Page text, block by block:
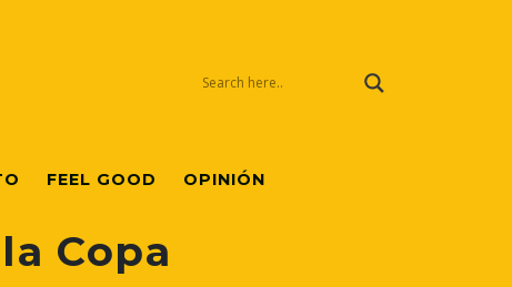
FEEL GOOD OPINIÓN
Copa